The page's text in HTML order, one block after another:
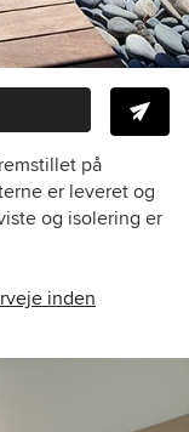
på
er leveret og
og isolering er
inden